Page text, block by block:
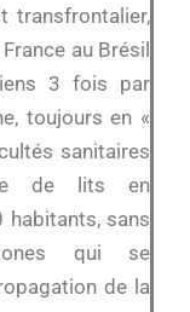
transfrontalier,
au Brésil
3 fois par
toujours en «
sanitaires
de lits en
habitants, sans
qui se
de la